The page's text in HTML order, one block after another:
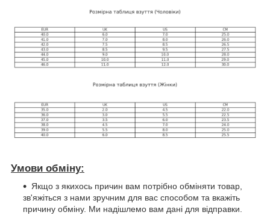
Умови обміну:
Якщо з якихось причин вам потрібно обміняти товар,
зв'яжіться з нами зручним для вас способом та вкажіть
причину обміну. Ми надішлемо вам дані для відправки.